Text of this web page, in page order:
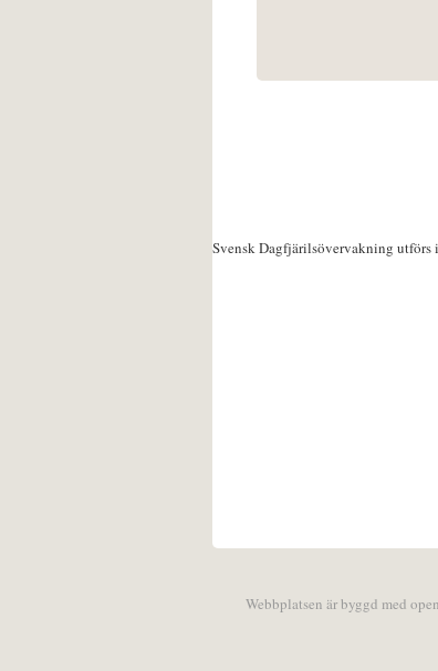
Svensk Dagfjärilsövervakning utförs
Webbplatsen är byggd med